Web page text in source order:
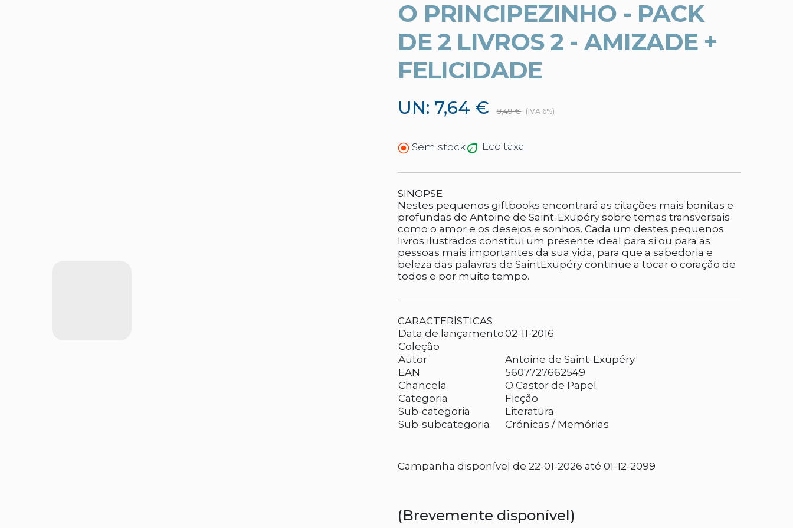
O PRINCIPEZINHO - PACK
DE 2 LIVROS 2 - AMIZADE +
FELICIDADE
UN: 7,64 € 8,49 € (IVA 6%)
Sem stock Eco taxa
SINOPSE
Nestes pequenos giftbooks encontrará as citações mais bonitas e
profundas de Antoine de Saint-Exupéry sobre temas transversais
como o amor e os desejos e sonhos. Cada um destes pequenos
livros ilustrados constitui um presente ideal para si ou para as
pessoas mais importantes da sua vida, para que a sabedoria e
beleza das palavras de SaintExupéry continue a tocar o coração de
todos e por muito tempo.
CARACTERÍSTICAS
Data de lançamento02-11-2016
Coleção
Autor
Antoine de Saint-Exupéry
EAN
5607727662549
Chancela
O Castor de Papel
Categoria
Ficção
Sub-categoria
Literatura
Sub-subcategoria
Crónicas / Memórias
Campanha disponível de 22-01-2026 até 01-12-2099
(Brevemente disponível)